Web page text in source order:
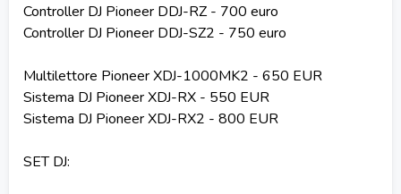
Controller DJ Pioneer DDJ-RZ - 700 euro
Controller DJ Pioneer DDJ-SZ2 ​​- 750 euro
Multilettore Pioneer XDJ-1000MK2 - 650 EUR
Sistema DJ Pioneer XDJ-RX - 550 EUR
Sistema DJ Pioneer XDJ-RX2 - 800 EUR
SET DJ: